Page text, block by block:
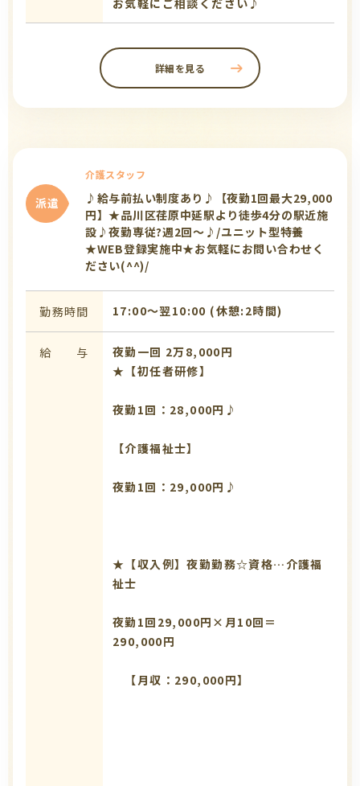
詳細を見る
派遣
介護スタッフ
♪給与前払い制度あり♪【夜勤1回最大29,000
円】★品川区荏原中延駅より徒歩4分の駅近施
設♪夜勤専従?週2回～♪/ユニット型特養
★WEB登録実施中★お気軽にお問い合わせく
ださい(^^)/
勤務時間 17:00〜翌10:00 (休憩:2時間)
給 与
夜勤一回 2万8,000円
★【初任者研修】
夜勤1回：28,000円♪
【介護福祉士】
夜勤1回：29,000円♪
★【収入例】夜勤勤務☆資格…介護福
祉士
夜勤1回29,000円×月10回＝
290,000円
【月収：290,000円】